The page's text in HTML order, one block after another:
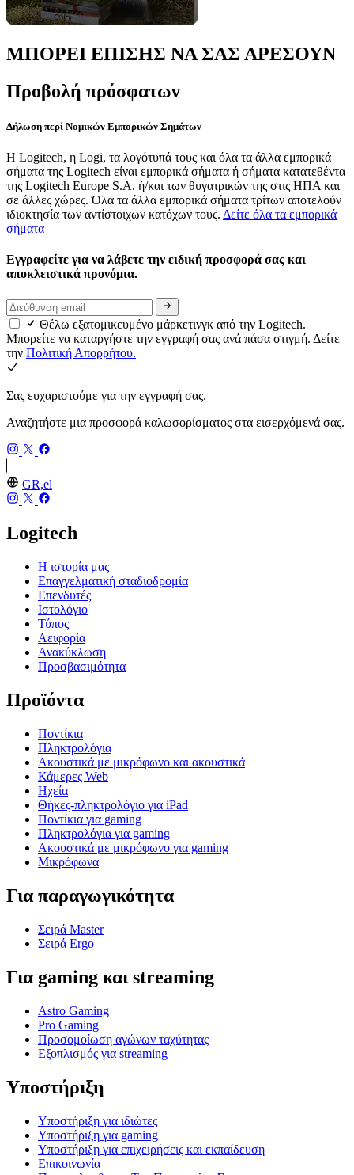
ΜΠΟΡΕΙ ΕΠΙΣΗΣ ΝΑ ΣΑΣ ΑΡΕΣΟΥΝ
Προβολή πρόσφατων
Δήλωση περί Νομικών Εμπορικών Σημάτων
Η Logitech, η Logi, τα λογότυπά τους και όλα τα άλλα εμπορικά
σήματα της Logitech είναι εμπορικά σήματα ή σήματα κατατεθέντα
της Logitech Europe S.A. ή/και των θυγατρικών της στις ΗΠΑ και
σε άλλες χώρες. Όλα τα άλλα εμπορικά σήματα τρίτων αποτελούν
ιδιοκτησία των αντίστοιχων κατόχων τους. Δείτε όλα τα εμπορικά
σήματα
Εγγραφείτε για να λάβετε την ειδική προσφορά σας και
αποκλειστικά προνόμια.
Θέλω εξατομικευμένο μάρκετινγκ από την Logitech.
Μπορείτε να καταργήστε την εγγραφή σας ανά πάσα στιγμή. Δείτε
την Πολιτική Απορρήτου.
Σας ευχαριστούμε για την εγγραφή σας.
Αναζητήστε μια προσφορά καλωσορίσματος στα εισερχόμενά σας.
GR,el
Logitech
Η ιστορία μας
Επαγγελματική σταδιοδρομία
Επενδυτές
Ιστολόγιο
Τύπος
Αειφορία
Ανακύκλωση
Προσβασιμότητα
Προϊόντα
Ποντίκια
Πληκτρολόγια
Ακουστικά με μικρόφωνο και ακουστικά
Κάμερες Web
Ηχεία
Θήκες-πληκτρολόγιο για iPad
Ποντίκια για gaming
Πληκτρολόγια για gaming
Ακουστικά με μικρόφωνο για gaming
Μικρόφωνα
Για παραγωγικότητα
Σειρά Master
Σειρά Ergo
Για gaming και streaming
Astro Gaming
Pro Gaming
Προσομοίωση αγώνων ταχύτητας
Εξοπλισμός για streaming
Υποστήριξη
Υποστήριξη για ιδιώτες
Υποστήριξη για gaming
Υποστήριξη για επιχειρήσεις και εκπαίδευση
Επικοινωνία